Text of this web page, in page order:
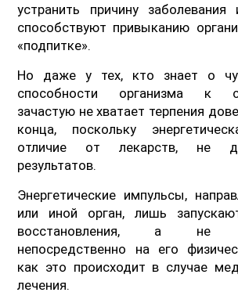
устранить причину
способствуют привыканию
«подпитке».
Но даже у тех, кто знает о
способности организма к
зачастую не хватает терпения
конца, поскольку
отличие от лекарств, не
результатов.
Энергетические импульсы,
или иной орган, лишь
восстановления, а не
непосредственно на его
как это происходит в случае
лечения.